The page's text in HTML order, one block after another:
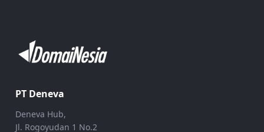
PT Deneva
Deneva Hub,
Jl. Rogoyudan 1 No.2